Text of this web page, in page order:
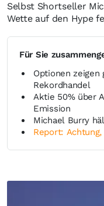
Selbst Shortseller
Wette auf den Hype
Für Sie
Optionen zeigen
Rekordhandel
Aktie 50% über
Emission
Michael Burry
Report: